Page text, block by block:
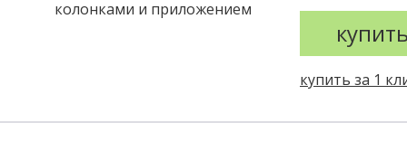
купить за 1